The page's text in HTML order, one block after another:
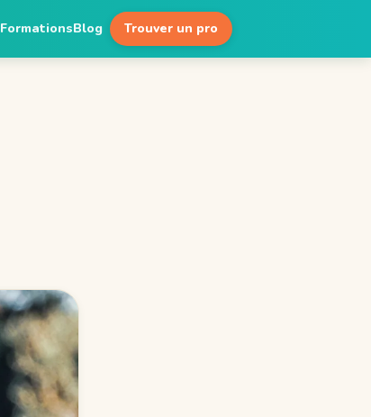
FormationsBlog Trouver un pro